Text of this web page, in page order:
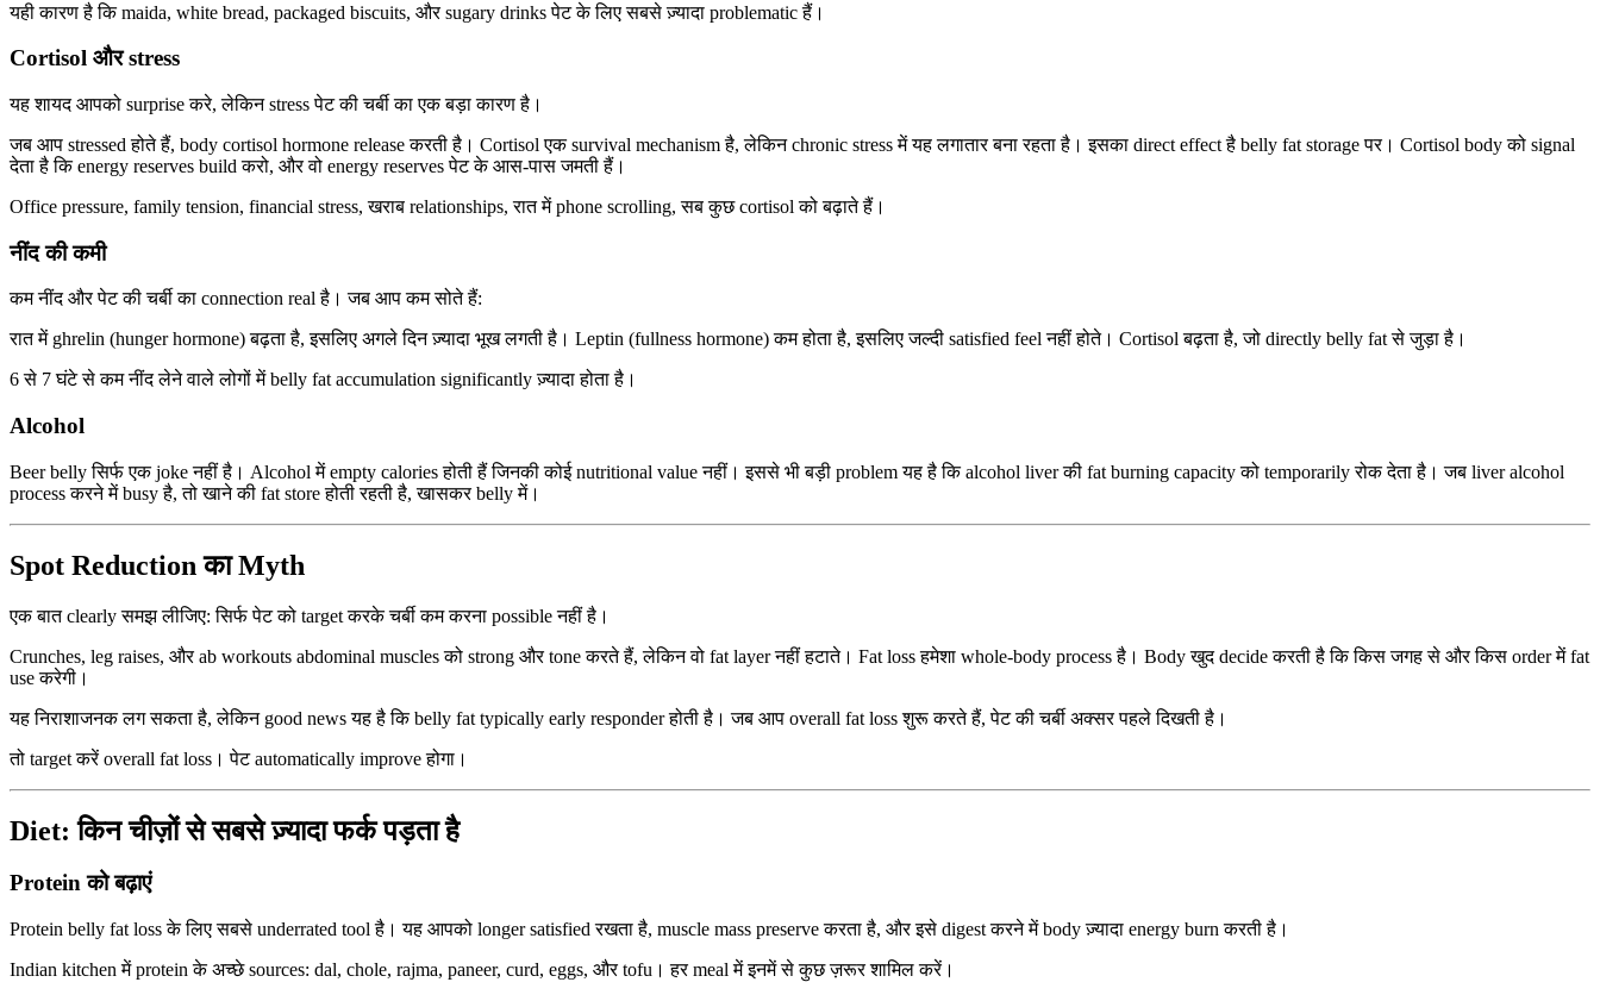
यही कारण है कि maida, white bread, packaged biscuits, और sugary drinks पेट के लिए सबसे ज़्यादा problematic हैं।
Cortisol और stress
यह शायद आपको surprise करे, लेकिन stress पेट की चर्बी का एक बड़ा कारण है।
जब आप stressed होते हैं, body cortisol hormone release करती है। Cortisol एक survival mechanism है, लेकिन chronic stress में यह लगातार बना रहता है। इसका direct effect है belly fat storage पर। Cortisol body को signal
देता है कि energy reserves build करो, और वो energy reserves पेट के आस-पास जमती हैं।
Office pressure, family tension, financial stress, खराब relationships, रात में phone scrolling, सब कुछ cortisol को बढ़ाते हैं।
नींद की कमी
कम नींद और पेट की चर्बी का connection real है। जब आप कम सोते हैं:
रात में ghrelin (hunger hormone) बढ़ता है, इसलिए अगले दिन ज़्यादा भूख लगती है। Leptin (fullness hormone) कम होता है, इसलिए जल्दी satisfied feel नहीं होते। Cortisol बढ़ता है, जो directly belly fat से जुड़ा है।
6 से 7 घंटे से कम नींद लेने वाले लोगों में belly fat accumulation significantly ज़्यादा होता है।
Alcohol
Beer belly सिर्फ एक joke नहीं है। Alcohol में empty calories होती हैं जिनकी कोई nutritional value नहीं। इससे भी बड़ी problem यह है कि alcohol liver की fat burning capacity को temporarily रोक देता है। जब liver alcohol
process करने में busy है, तो खाने की fat store होती रहती है, खासकर belly में।
Spot Reduction का Myth
एक बात clearly समझ लीजिए: सिर्फ पेट को target करके चर्बी कम करना possible नहीं है।
Crunches, leg raises, और ab workouts abdominal muscles को strong और tone करते हैं, लेकिन वो fat layer नहीं हटाते। Fat loss हमेशा whole-body process है। Body खुद decide करती है कि किस जगह से और किस order में fat
use करेगी।
यह निराशाजनक लग सकता है, लेकिन good news यह है कि belly fat typically early responder होती है। जब आप overall fat loss शुरू करते हैं, पेट की चर्बी अक्सर पहले दिखती है।
तो target करें overall fat loss। पेट automatically improve होगा।
Diet: किन चीज़ों से सबसे ज़्यादा फर्क पड़ता है
Protein को बढ़ाएं
Protein belly fat loss के लिए सबसे underrated tool है। यह आपको longer satisfied रखता है, muscle mass preserve करता है, और इसे digest करने में body ज़्यादा energy burn करती है।
Indian kitchen में protein के अच्छे sources: dal, chole, rajma, paneer, curd, eggs, और tofu। हर meal में इनमें से कुछ ज़रूर शामिल करें।